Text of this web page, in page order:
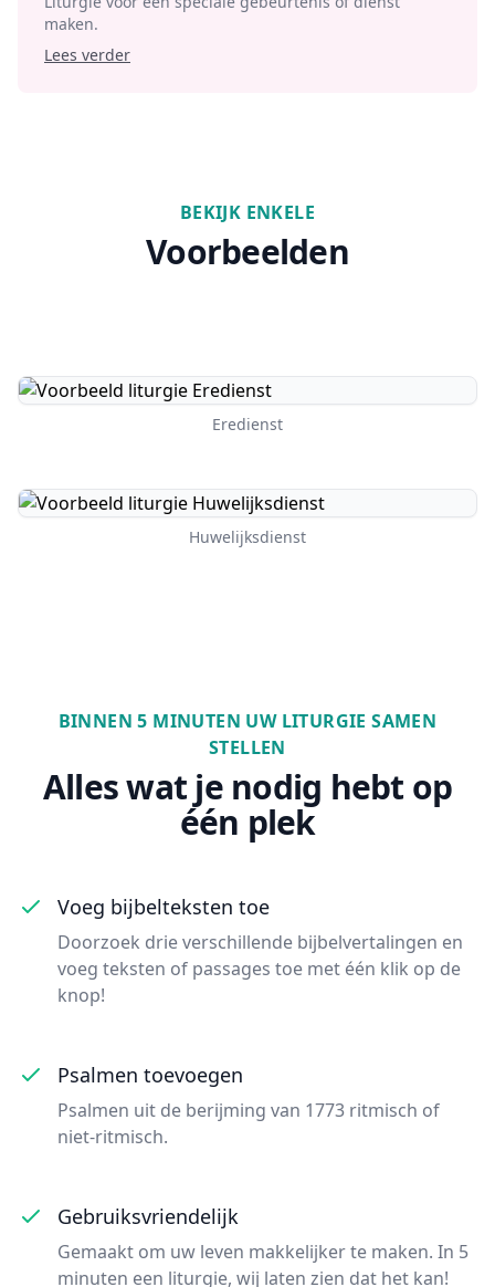
maken.
Lees verder
BEKIJK ENKELE
Voorbeelden
Eredienst
Huwelijksdienst
BINNEN 5 MINUTEN UW LITURGIE SAMEN
STELLEN
Alles wat je nodig hebt op
één plek
Voeg bijbelteksten toe
Doorzoek drie verschillende bijbelvertalingen en
voeg teksten of passages toe met één klik op de
knop!
Psalmen toevoegen
Psalmen uit de berijming van 1773 ritmisch of
niet-ritmisch.
Gebruiksvriendelijk
Gemaakt om uw leven makkelijker te maken. In 5
minuten een liturgie, wij laten zien dat het kan!